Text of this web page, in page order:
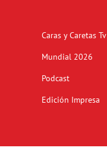
Caras y Caretas Tv
Mundial 2026
Podcast
Edición Impresa